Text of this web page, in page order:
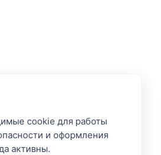
cookie для работы
и оформления
активны.